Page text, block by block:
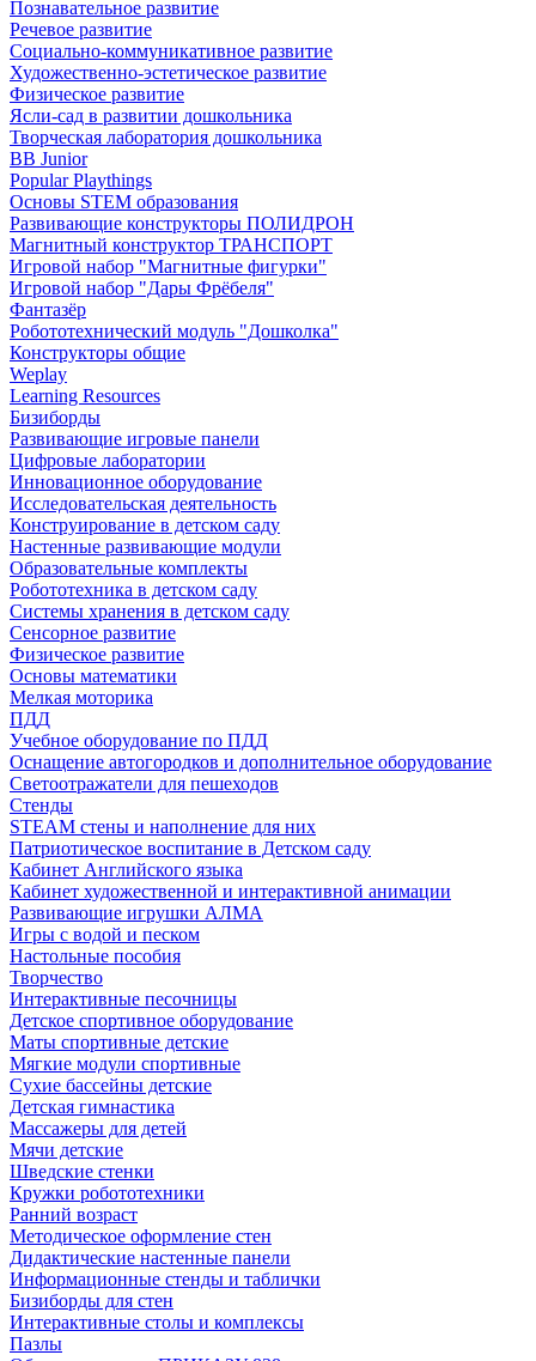
Познавательное развитие
Речевое развитие
Социально-коммуникативное развитие
Художественно-эстетическое развитие
Физическое развитие
Ясли-сад в развитии дошкольника
Творческая лаборатория дошкольника
BB Junior
Popular Playthings
Основы STEM образования
Развивающие конструкторы ПОЛИДРОН
Магнитный конструктор ТРАНСПОРТ
Игровой набор "Магнитные фигурки"
Игровой набор "Дары Фрёбеля"
Фантазёр
Робототехнический модуль "Дошколка"
Конструкторы общие
Weplay
Learning Resources
Бизиборды
Развивающие игровые панели
Цифровые лаборатории
Инновационное оборудование
Исследовательская деятельность
Конструирование в детском саду
Настенные развивающие модули
Образовательные комплекты
Робототехника в детском саду
Системы хранения в детском саду
Сенсорное развитие
Физическое развитие
Основы математики
Мелкая моторика
ПДД
Учебное оборудование по ПДД
Оснащение автогородков и дополнительное оборудование
Светоотражатели для пешеходов
Стенды
STEAM стены и наполнение для них
Патриотическое воспитание в Детском саду
Кабинет Английского языка
Кабинет художественной и интерактивной анимации
Развивающие игрушки АЛМА
Игры с водой и песком
Настольные пособия
Творчество
Интерактивные песочницы
Детское спортивное оборудование
Маты спортивные детские
Мягкие модули спортивные
Сухие бассейны детские
Детская гимнастика
Массажеры для детей
Мячи детские
Шведские стенки
Кружки робототехники
Ранний возраст
Методическое оформление стен
Дидактические настенные панели
Информационные стенды и таблички
Бизиборды для стен
Интерактивные столы и комплексы
Пазлы